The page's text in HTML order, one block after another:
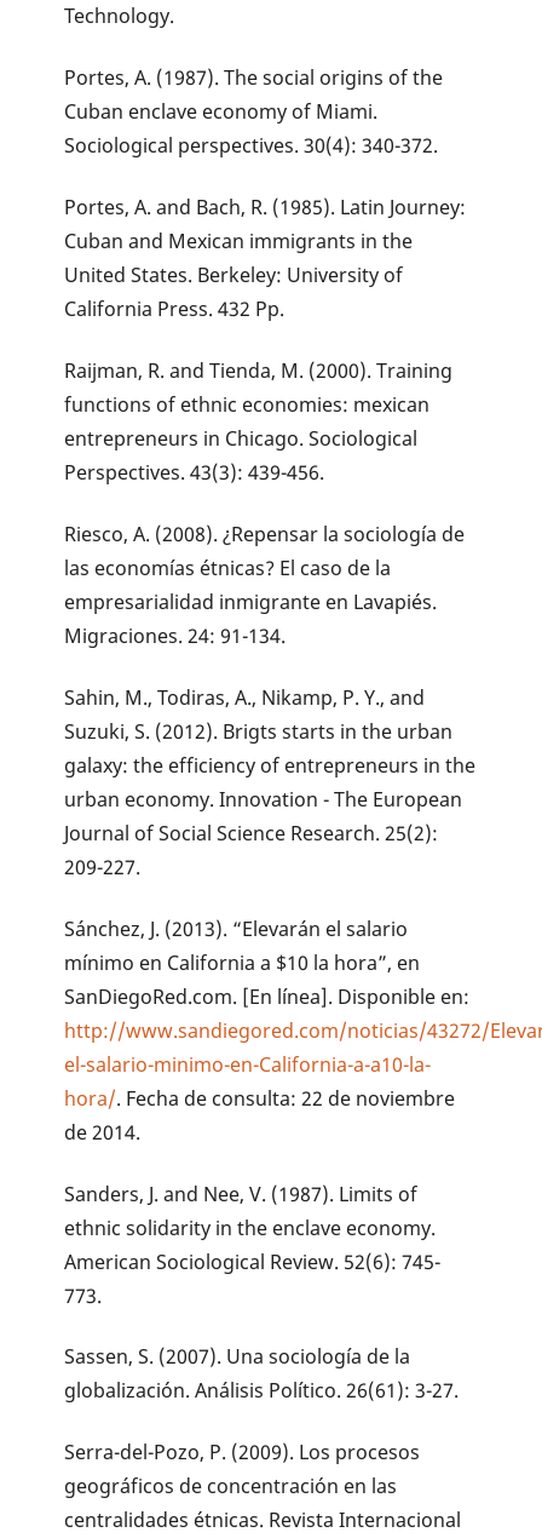
Technology.
Portes, A. (1987). The social origins of the
Cuban enclave economy of Miami.
Sociological perspectives. 30(4): 340-372.
Portes, A. and Bach, R. (1985). Latin Journey:
Cuban and Mexican immigrants in the
United States. Berkeley: University of
California Press. 432 Pp.
Raijman, R. and Tienda, M. (2000). Training
functions of ethnic economies: mexican
entrepreneurs in Chicago. Sociological
Perspectives. 43(3): 439-456.
Riesco, A. (2008). ¿Repensar la sociología de
las economías étnicas? El caso de la
empresarialidad inmigrante en Lavapiés.
Migraciones. 24: 91-134.
Sahin, M., Todiras, A., Nikamp, P. Y., and
Suzuki, S. (2012). Brigts starts in the urban
galaxy: the efficiency of entrepreneurs in the
urban economy. Innovation - The European
Journal of Social Science Research. 25(2):
209-227.
Sánchez, J. (2013). “Elevarán el salario
mínimo en California a $10 la hora”, en
SanDiegoRed.com. [En línea]. Disponible en:
http://www.sandiegored.com/noticias/43272/
el-salario-minimo-en-California-a-a10-la-
hora/. Fecha de consulta: 22 de noviembre
de 2014.
Sanders, J. and Nee, V. (1987). Limits of
ethnic solidarity in the enclave economy.
American Sociological Review. 52(6): 745-
773.
Sassen, S. (2007). Una sociología de la
globalización. Análisis Político. 26(61): 3-27.
Serra-del-Pozo, P. (2009). Los procesos
geográficos de concentración en las
centralidades étnicas. Revista Internacional